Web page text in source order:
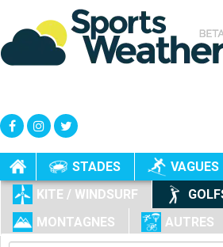
STADES
VAGUES
KITE / WINDSURF
MONTAGNES
AUTRES
+
-